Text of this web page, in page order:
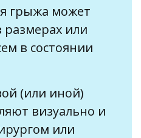
грыжа может
или
в состоянии
(или иной)
визуально и
или